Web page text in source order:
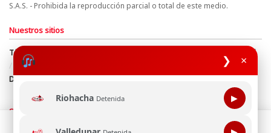
❯ ×
Riohacha Detenida ▶
S.A.S. - Prohibida la reproducción parcial o total de este medio.
Nuestros sitios
Términos y Condiciones
Derechos de Autor y Propiedad Intelectual
Política de uso de cookies
Política de Tratamiento de Datos
Directrices Editoriales
Síguenos
Esta página web usa cookie para mejorar tu experiencia de